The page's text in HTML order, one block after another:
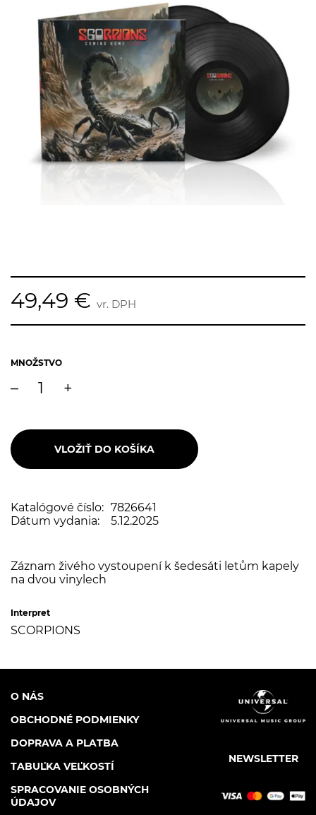
49,49 € vr. DPH
MNOŽSTVO
– +
Katalógové číslo: 7826641
Dátum vydania:
5.12.2025
Záznam živého vystoupení k šedesáti letům kapely
na dvou vinylech
Interpret
SCORPIONS
NEWSLETTER
O NÁS
OBCHODNÉ PODMIENKY
DOPRAVA A PLATBA
TABUĽKA VEĽKOSTÍ
SPRACOVANIE OSOBNÝCH
ÚDAJOV